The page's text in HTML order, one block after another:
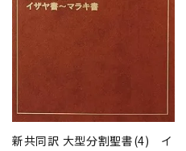
新共同訳 大型分割聖書(4) イ